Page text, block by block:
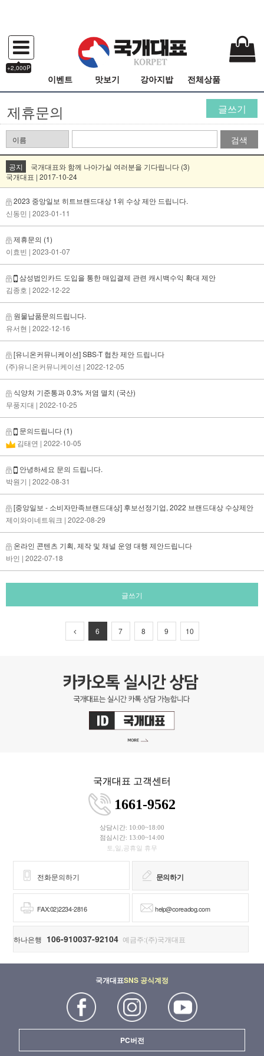
+2,000P
이벤트 맛보기 강아지밥 전체상품
제휴문의 글쓰기
검색
공지
국개대표와 함께 나아가실 여러분을 기다립니다 (3)
국개대표 | 2017-10-24
2023 중앙일보 히트브랜드대상 1위 수상 제안 드립니다.
신동민 | 2023-01-11
제휴문의 (1)
이효빈 | 2023-01-07
삼성법인카드 도입을 통한 매입결제 관련 캐시백수익 확대 제안
김종호 | 2022-12-22
원물납품문의드립니다.
유서현 | 2022-12-16
[유니온커뮤니케이션] SBS-T 협찬 제안 드립니다
(주)유니온커뮤니케이션 | 2022-12-05
식양처 기준통과 0.3% 저염 멸치 (국산)
무풍지대 | 2022-10-25
문의드립니다 (1)
김태연 | 2022-10-05
안녕하세요 문의 드립니다.
박원기 | 2022-08-31
[중앙일보 - 소비자만족브랜드대상] 후보선정기업, 2022 브랜드대상 수상제안
제이와이네트워크 | 2022-08-29
온라인 콘텐츠 기획, 제작 및 채널 운영 대행 제안드립니다
바인 | 2022-07-18
글쓰기
6 7 8 9 10
국개대표 고객센터
1661-9562
상담시간: 10:00~18:00
점심시간: 13:00~14:00
토,일,공휴일 휴무
전화문의하기 문의하기
FAX:02)2234-2816 help@coreadog.com
하나은행 106-910037-92104 예금주:(주)국개대표
국개대표SNS 공식계정
PC버전